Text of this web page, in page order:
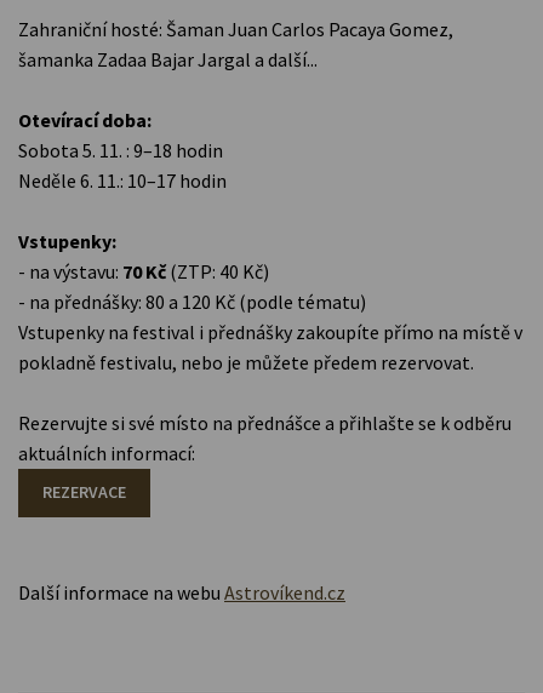
Zahraniční hosté: Šaman Juan Carlos Pacaya Gomez,
šamanka Zadaa Bajar Jargal a další...
Otevírací doba:
Sobota 5. 11. : 9–18 hodin
Neděle 6. 11.: 10–17 hodin
Vstupenky:
- na výstavu: 70 Kč (ZTP: 40 Kč)
- na přednášky: 80 a 120 Kč (podle tématu)
Vstupenky na festival i přednášky zakoupíte přímo na místě v
pokladně festivalu, nebo je můžete předem rezervovat.
Rezervujte si své místo na přednášce a přihlašte se k odběru
aktuálních informací:
REZERVACE
Další informace na webu Astrovíkend.cz